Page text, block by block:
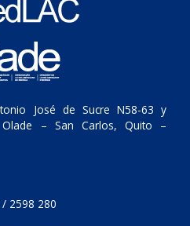
José de Sucre N58-63 y
Olade – San Carlos, Quito –
2598 280